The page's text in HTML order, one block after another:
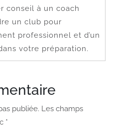
conseil à un coach
un club pour
professionnel et d’un
votre préparation.
publiée. Les champs
*